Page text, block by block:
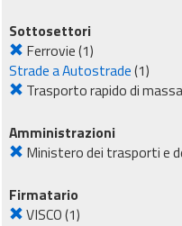
Sottosettori
Ferrovie(1)
Strade a Autostrade(1)
Trasporto rapido di massa
Amministrazioni
Ministero dei trasporti e
Firmatario
VISCO(1)